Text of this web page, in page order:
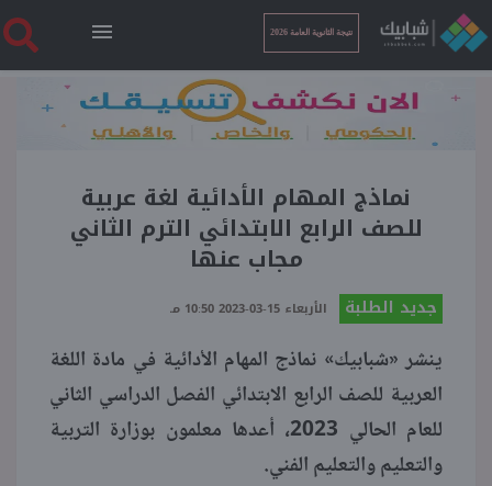
نتيجة الثانوية العامة 2026
الرئيسية
نتيجة الثانوية العامة 2026
أخبار ساخنة
بوابة الطلبة
ملفات
نماذج المهام الأدائية لغة عربية
للصف الرابع الابتدائي الترم الثاني
مجاب عنها
جديد الطلبة الأربعاء 15-03-2023 10:50 مـ
ينشر «شبابيك» نماذج المهام الأدائية في مادة اللغة
العربية للصف الرابع الابتدائي الفصل الدراسي الثاني
للعام الحالي 2023، أعدها معلمون بوزارة التربية
والتعليم والتعليم الفني.